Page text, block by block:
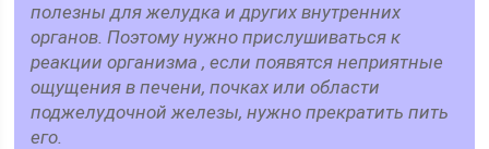
полезны для желудка и других внутренних
органов. Поэтому нужно прислушиваться к
реакции организма , если появятся неприятные
ощущения в печени, почках или области
поджелудочной железы, нужно прекратить пить
его.